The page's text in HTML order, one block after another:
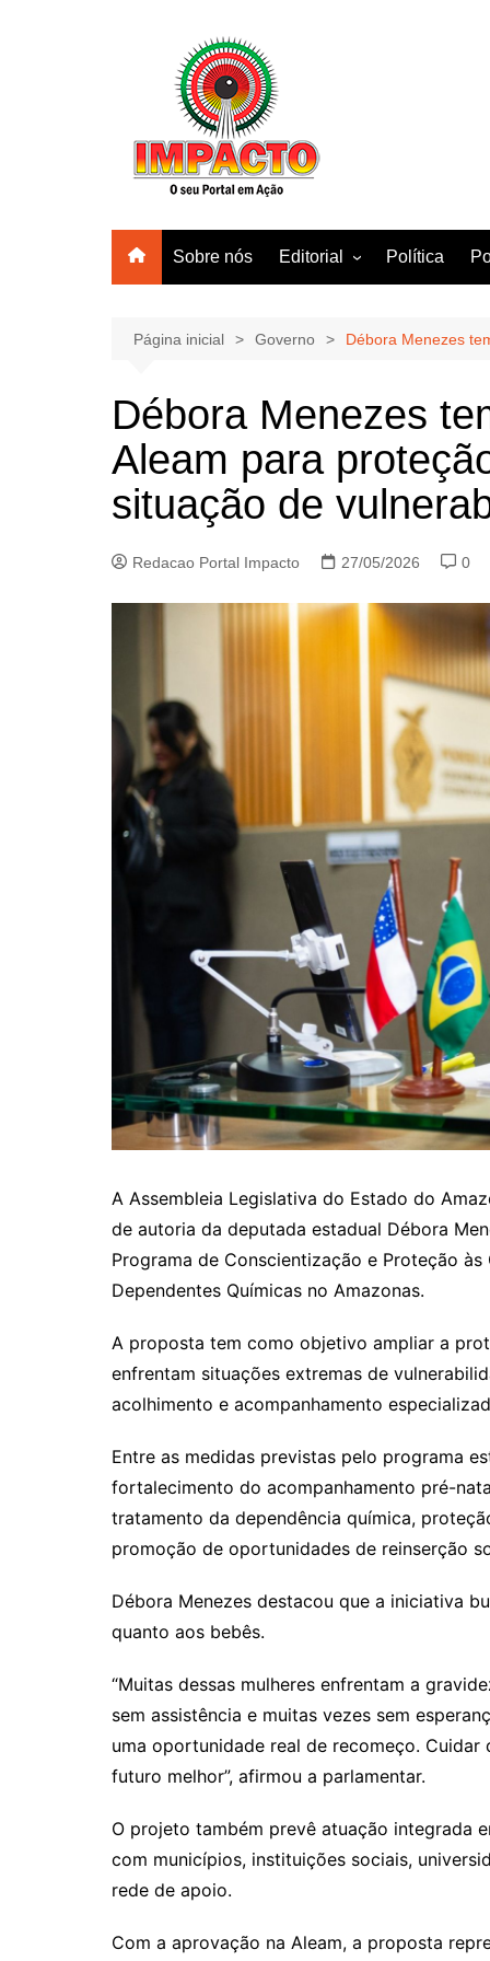
Sobre nós Editorial
Manaus
Mundo
Política
Página inicial Governo Débora Menezes
Débora Menezes
Aleam para
situação de
Redacao Portal Impacto 27/05/2026 0
A Assembleia Legislativa do Estado do
de autoria da deputada estadual Débora
Programa de Conscientização e Proteção
Dependentes Químicas no Amazonas.
A proposta tem como objetivo ampliar a
enfrentam situações extremas de
acolhimento e acompanhamento
Entre as medidas previstas pelo programa
fortalecimento do acompanhamento pré-
tratamento da dependência química,
promoção de oportunidades de reinserção
Débora Menezes destacou que a iniciativa
quanto aos bebês.
“Muitas dessas mulheres enfrentam a
sem assistência e muitas vezes sem
uma oportunidade real de recomeço.
futuro melhor”, afirmou a parlamentar.
O projeto também prevê atuação integrada
com municípios, instituições sociais,
rede de apoio.
Com a aprovação na Aleam, a proposta